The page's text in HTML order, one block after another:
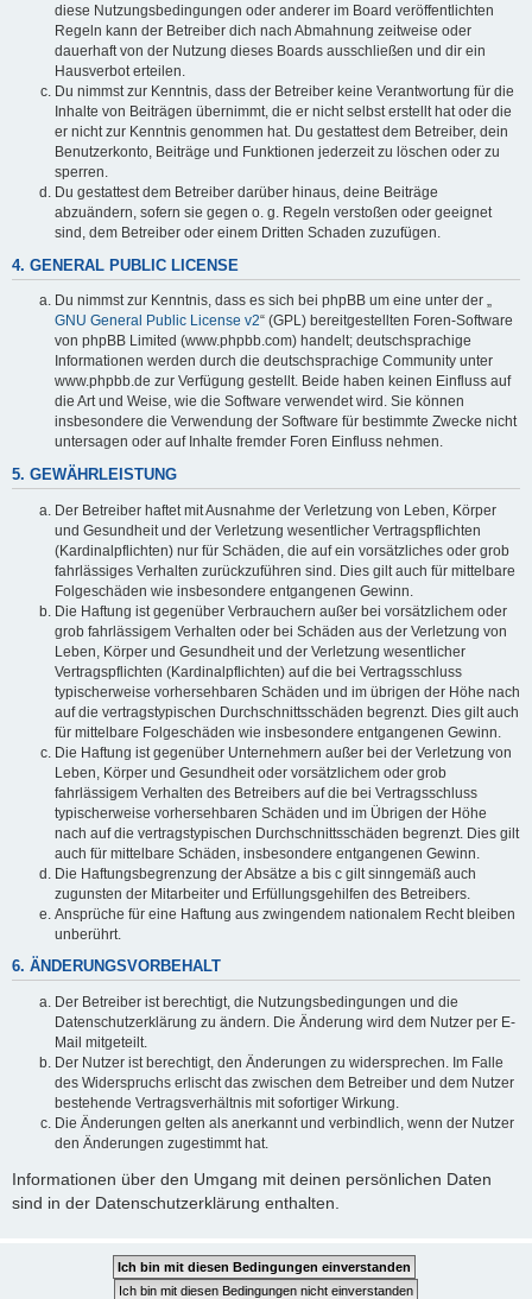
diese Nutzungsbedingungen oder anderer im Board veröffentlichten
Regeln kann der Betreiber dich nach Abmahnung zeitweise oder
dauerhaft von der Nutzung dieses Boards ausschließen und dir ein
Hausverbot erteilen.
Du nimmst zur Kenntnis, dass der Betreiber keine Verantwortung für die
Inhalte von Beiträgen übernimmt, die er nicht selbst erstellt hat oder die
er nicht zur Kenntnis genommen hat. Du gestattest dem Betreiber, dein
Benutzerkonto, Beiträge und Funktionen jederzeit zu löschen oder zu
sperren.
Du gestattest dem Betreiber darüber hinaus, deine Beiträge
abzuändern, sofern sie gegen o. g. Regeln verstoßen oder geeignet
sind, dem Betreiber oder einem Dritten Schaden zuzufügen.
4. GENERAL PUBLIC LICENSE
Du nimmst zur Kenntnis, dass es sich bei phpBB um eine unter der „
GNU General Public License v2“ (GPL) bereitgestellten Foren-Software
von phpBB Limited (www.phpbb.com) handelt; deutschsprachige
Informationen werden durch die deutschsprachige Community unter
www.phpbb.de zur Verfügung gestellt. Beide haben keinen Einfluss auf
die Art und Weise, wie die Software verwendet wird. Sie können
insbesondere die Verwendung der Software für bestimmte Zwecke nicht
untersagen oder auf Inhalte fremder Foren Einfluss nehmen.
5. GEWÄHRLEISTUNG
Der Betreiber haftet mit Ausnahme der Verletzung von Leben, Körper
und Gesundheit und der Verletzung wesentlicher Vertragspflichten
(Kardinalpflichten) nur für Schäden, die auf ein vorsätzliches oder grob
fahrlässiges Verhalten zurückzuführen sind. Dies gilt auch für mittelbare
Folgeschäden wie insbesondere entgangenen Gewinn.
Die Haftung ist gegenüber Verbrauchern außer bei vorsätzlichem oder
grob fahrlässigem Verhalten oder bei Schäden aus der Verletzung von
Leben, Körper und Gesundheit und der Verletzung wesentlicher
Vertragspflichten (Kardinalpflichten) auf die bei Vertragsschluss
typischerweise vorhersehbaren Schäden und im übrigen der Höhe nach
auf die vertragstypischen Durchschnittsschäden begrenzt. Dies gilt auch
für mittelbare Folgeschäden wie insbesondere entgangenen Gewinn.
Die Haftung ist gegenüber Unternehmern außer bei der Verletzung von
Leben, Körper und Gesundheit oder vorsätzlichem oder grob
fahrlässigem Verhalten des Betreibers auf die bei Vertragsschluss
typischerweise vorhersehbaren Schäden und im Übrigen der Höhe
nach auf die vertragstypischen Durchschnittsschäden begrenzt. Dies gilt
auch für mittelbare Schäden, insbesondere entgangenen Gewinn.
Die Haftungsbegrenzung der Absätze a bis c gilt sinngemäß auch
zugunsten der Mitarbeiter und Erfüllungsgehilfen des Betreibers.
Ansprüche für eine Haftung aus zwingendem nationalem Recht bleiben
unberührt.
6. ÄNDERUNGSVORBEHALT
Der Betreiber ist berechtigt, die Nutzungsbedingungen und die
Datenschutzerklärung zu ändern. Die Änderung wird dem Nutzer per E-
Mail mitgeteilt.
Der Nutzer ist berechtigt, den Änderungen zu widersprechen. Im Falle
des Widerspruchs erlischt das zwischen dem Betreiber und dem Nutzer
bestehende Vertragsverhältnis mit sofortiger Wirkung.
Die Änderungen gelten als anerkannt und verbindlich, wenn der Nutzer
den Änderungen zugestimmt hat.
Informationen über den Umgang mit deinen persönlichen Daten
sind in der Datenschutzerklärung enthalten.